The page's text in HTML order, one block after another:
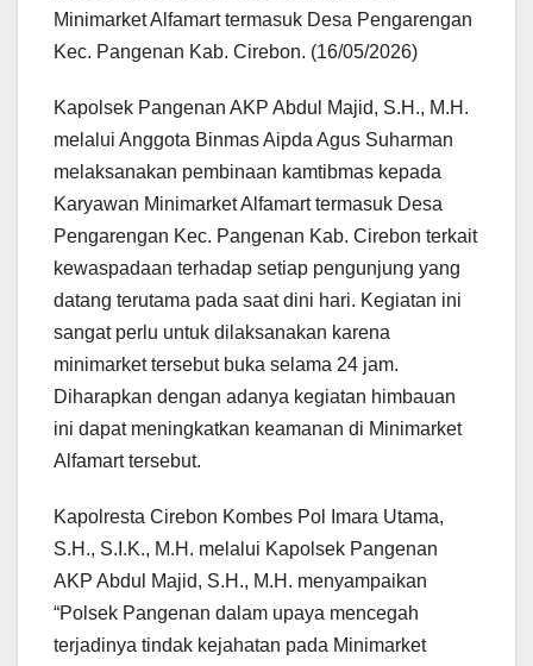
Minimarket Alfamart termasuk Desa Pengarengan
Kec. Pangenan Kab. Cirebon. (16/05/2026)
Kapolsek Pangenan AKP Abdul Majid, S.H., M.H.
melalui Anggota Binmas Aipda Agus Suharman
melaksanakan pembinaan kamtibmas kepada
Karyawan Minimarket Alfamart termasuk Desa
Pengarengan Kec. Pangenan Kab. Cirebon terkait
kewaspadaan terhadap setiap pengunjung yang
datang terutama pada saat dini hari. Kegiatan ini
sangat perlu untuk dilaksanakan karena
minimarket tersebut buka selama 24 jam.
Diharapkan dengan adanya kegiatan himbauan
ini dapat meningkatkan keamanan di Minimarket
Alfamart tersebut.
Kapolresta Cirebon Kombes Pol Imara Utama,
S.H., S.I.K., M.H. melalui Kapolsek Pangenan
AKP Abdul Majid, S.H., M.H. menyampaikan
“Polsek Pangenan dalam upaya mencegah
terjadinya tindak kejahatan pada Minimarket